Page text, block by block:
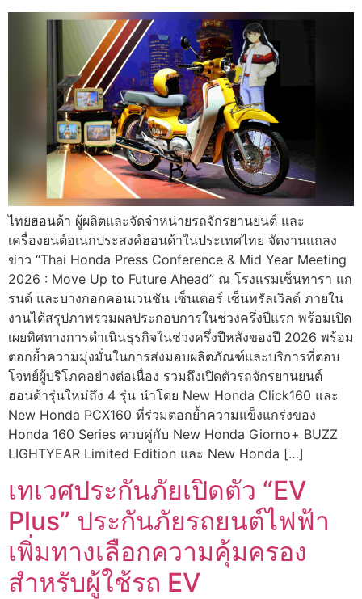
ไทยฮอนด้า ผู้ผลิตและจัดจำหน่ายรถจักรยานยนต์ และ
เครื่องยนต์อเนกประสงค์ฮอนด้าในประเทศไทย จัดงานแถลง
ข่าว “Thai Honda Press Conference & Mid Year Meeting
2026 : Move Up to Future Ahead” ณ โรงแรมเซ็นทารา แก
รนด์ และบางกอกคอนเวนชัน เซ็นเตอร์ เซ็นทรัลเวิลด์ ภายใน
งานได้สรุปภาพรวมผลประกอบการในช่วงครึ่งปีแรก พร้อมเปิด
เผยทิศทางการดำเนินธุรกิจในช่วงครึ่งปีหลังของปี 2026 พร้อม
ตอกย้ำความมุ่งมั่นในการส่งมอบผลิตภัณฑ์และบริการที่ตอบ
โจทย์ผู้บริโภคอย่างต่อเนื่อง รวมถึงเปิดตัวรถจักรยานยนต์
ฮอนด้ารุ่นใหม่ถึง 4 รุ่น นำโดย New Honda Click160 และ
New Honda PCX160 ที่ร่วมตอกย้ำความแข็งแกร่งของ
Honda 160 Series ควบคู่กับ New Honda Giorno+ BUZZ
LIGHTYEAR Limited Edition และ New Honda […]
เทเวศประกันภัยเปิดตัว “EV
Plus” ประกันภัยรถยนต์ไฟฟ้า
เพิ่มทางเลือกความคุ้มครอง
สำหรับผู้ใช้รถ EV